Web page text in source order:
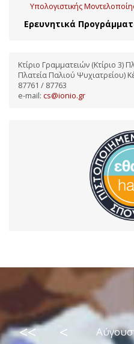
Υπολογιστικής
Ερευνητικά
Κτίριο Γραμματειών (Κτίριο 3)
Πλατεία Παλιού Ψυχιατρείου)
87761 / 87763
e-mail: cs@ionio.gr
<< <